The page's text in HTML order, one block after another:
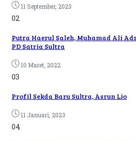
11 September, 2023
02
Putra Haerul Saleh, Muhamad Ali
PD Satria Sultra
10 Maret, 2022
03
Profil Sekda Baru Sultra, Asrun Lio
11 Januari, 2023
04